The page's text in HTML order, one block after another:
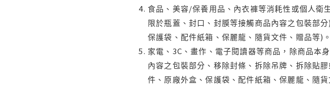
食品、美容/保養用品、內衣褲等消耗性或個人衛
限於瓶蓋、封口、封膜等接觸商品內容之包裝部
保護袋、配件紙箱、保麗龍、隨貨文件、贈品等)。
家電、3C、畫作、電子閱讀器等商品，除商品本
內容之包裝部分、移除封條、拆除吊牌、拆除貼
件、原廠外盒、保護袋、配件紙箱、保麗龍、隨貨